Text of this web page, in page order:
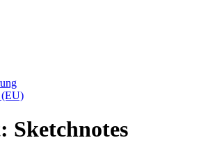
Sketchnotes